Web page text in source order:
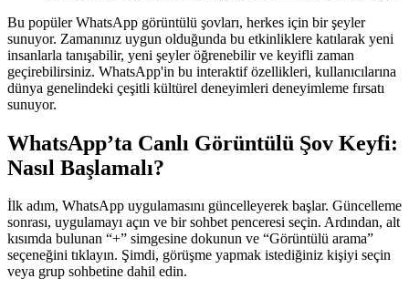
Bu popüler WhatsApp görüntülü şovları, herkes için bir şeyler
sunuyor. Zamanınız uygun olduğunda bu etkinliklere katılarak yeni
insanlarla tanışabilir, yeni şeyler öğrenebilir ve keyifli zaman
geçirebilirsiniz. WhatsApp'in bu interaktif özellikleri, kullanıcılarına
dünya genelindeki çeşitli kültürel deneyimleri deneyimleme fırsatı
sunuyor.
WhatsApp’ta Canlı Görüntülü Şov Keyfi:
Nasıl Başlamalı?
İlk adım, WhatsApp uygulamasını güncelleyerek başlar. Güncelleme
sonrası, uygulamayı açın ve bir sohbet penceresi seçin. Ardından, alt
kısımda bulunan “+” simgesine dokunun ve “Görüntülü arama”
seçeneğini tıklayın. Şimdi, görüşme yapmak istediğiniz kişiyi seçin
veya grup sohbetine dahil edin.